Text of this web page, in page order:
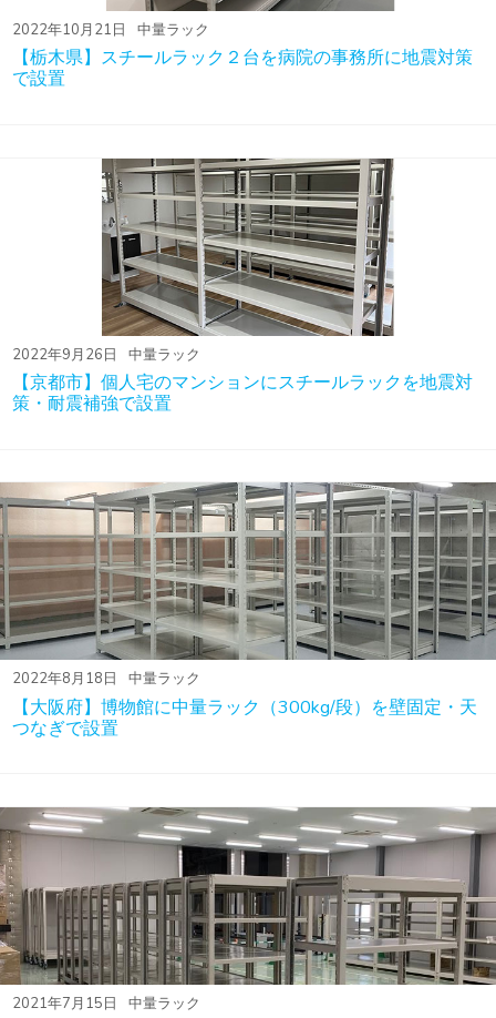
2022年10月21日 中量ラック
【栃木県】スチールラック２台を病院の事務所に地震対策
で設置
2022年9月26日 中量ラック
【京都市】個人宅のマンションにスチールラックを地震対
策・耐震補強で設置
2022年8月18日 中量ラック
【大阪府】博物館に中量ラック（300kg/段）を壁固定・天
つなぎで設置
2021年7月15日 中量ラック